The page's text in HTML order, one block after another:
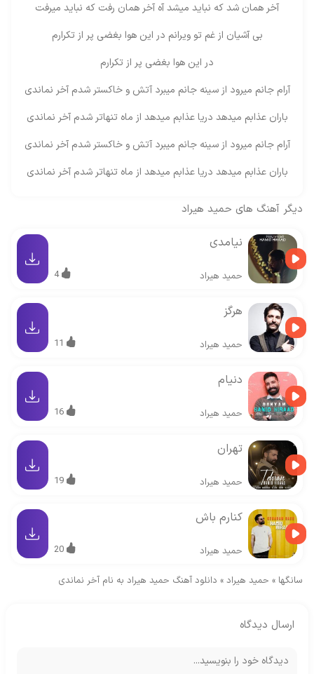
آخر همان شد که نباید میشد آه آخر همان رفت که نباید میرفت
بی آشیان از غم تو ویرانم در این هوا بغضی پر از تکرارم
در این هوا بغضی پر از تکرارم
آرام جانم میرود از سینه جانم میبرد آتش و خاکستر شدم آخر نماندی
باران عذابم میدهد دریا عذابم میدهد از ماه تنهاتر شدم آخر نماندی
آرام جانم میرود از سینه جانم میبرد آتش و خاکستر شدم آخر نماندی
باران عذابم میدهد دریا عذابم میدهد از ماه تنهاتر شدم آخر نماندی
دیگر آهنگ های حمید هیراد
نیامدی
حمید هیراد 4
هرگز
حمید هیراد 11
دنیام
حمید هیراد 16
تهران
حمید هیراد 19
کنارم باش
حمید هیراد 20
سانگها » حمید هیراد » دانلود آهنگ حمید هیراد به نام آخر نماندی
ارسال دیدگاه